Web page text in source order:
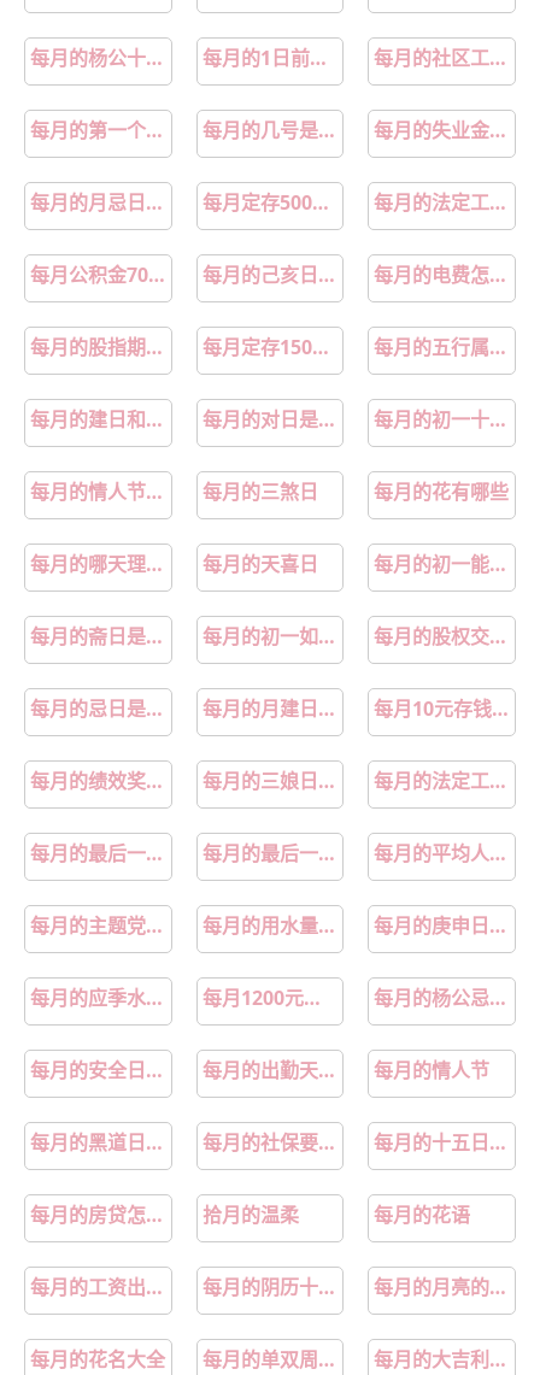
每月的杨公十三忌是哪些日子 每月的1日前缴付次月租金 每月的社区工作重点
每月的第一个星期一 每月的几号是罗睺日 每月的失业金几号发
每月的月忌日是哪1天 每月定存500元存钱法 每月的法定工作时间怎么算
每月公积金700元可以贷多少 每月的己亥日是重丧日吗 每月的电费怎么查询
每月的股指期货交割日 每月定存1500元存钱法 每月的五行属性对照表
每月的建日和收日是指哪天 每月的对日是什么意思 每月的初一十五可以洗澡吗
每月的情人节都叫什么 每月的三煞日 每月的花有哪些
每月的哪天理发最好 每月的天喜日 每月的初一能回娘家吗
每月的斋日是哪几天 每月的初一如何计算 每月的股权交割日是哪天
每月的忌日是哪天 每月的月建日推算法 每月10元存钱法
每月的绩效奖金算社保基数吗 每月的三娘日是哪几日 每月的法定工作日是多少天
每月的最后一天如何表述 每月的最后一天函数公式 每月的平均人数怎么算
每月的主题党日活动 每月的用水量大约是多少吨 每月的庚申日是哪一天
每月的应季水果有哪些 每月1200元包食宿养老公寓真的吗 每月的杨公忌是哪一天
每月的安全日有哪些 每月的出勤天数怎么算 每月的情人节
每月的黑道日是哪几天 每月的社保要在多少号之前缴纳 每月的十五日叫什么
每月的房贷怎么算 拾月的温柔 每月的花语
每月的工资出勤天数怎么算 每月的阴历十五有什么禁忌 每月的月亮的变化图
每月的花名大全 每月的单双周是怎样算的 每月的大吉利日: